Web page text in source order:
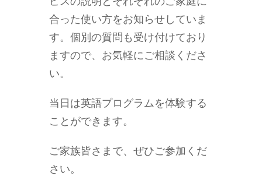
合った使い方をお知らせしていま
す。個別の質問も受け付けており
ますので、お気軽にご相談くださ
い。
当日は英語プログラムを体験する
ことができます。
ご家族皆さまで、ぜひご参加くだ
さい。